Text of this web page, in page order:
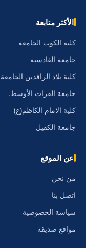
الأكثر متابعة
كلية الكوت الجامعة
جامعة القادسية
كلية بلاد الرافدين
جامعة الفرات الأوسط.
كلية الامام الكاظم(ع)
جامعة الكفيل
عن الموقع
من نحن
اتصل بنا
سياسة الخصوصية
مواقع صديقة